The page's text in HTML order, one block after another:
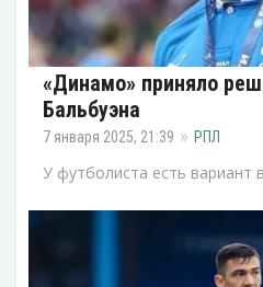
«Динамо» приняло
Бальбуэна
7 января 2025, 21:39 РПЛ
У футболиста есть вариант